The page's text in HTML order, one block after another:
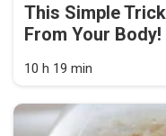
This Simple
From Your Body!
10 h 19 min